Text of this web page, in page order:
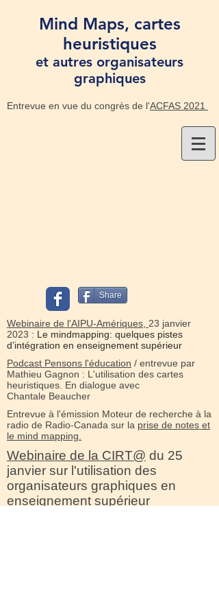
Mind Maps, cartes
heuristiques
et autres organisateurs
graphiques
Entrevue en vue du congrès de l'ACFAS 2021
Share
Webinaire de l'AIPU-Amériques, 23 janvier
2023 : Le mindmapping: quelques pistes
d’intégration en enseignement supérieur
Podcast Pensons l'éducation / entrevue par
Mathieu Gagnon : L'utilisation des cartes
heuristiques. En dialogue avec
Chantale Beaucher
Entrevue à l'émission Moteur de recherche à la
radio de Radio-Canada sur la prise de notes et
le mind mapping.
Webinaire de la CIRT@ du 25
janvier sur l'utilisation des
organisateurs graphiques en
enseignement supérieur